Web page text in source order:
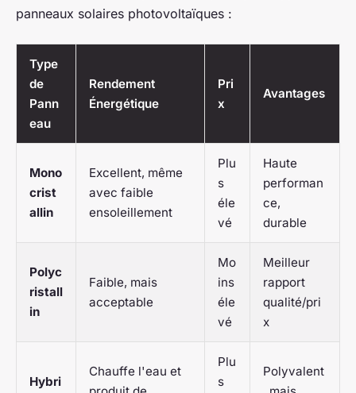
panneaux solaires photovoltaïques :
Type
de
Pann
eau
Rendement
Énergétique
Pri
x
Avantages
Mono
crist
allin
Excellent, même
avec faible
ensoleillement
Plu
s
éle
vé
Haute
performan
ce,
durable
Polyc
ristall
in
Faible, mais
acceptable
Mo
ins
éle
vé
Meilleur
rapport
qualité/pri
x
Hybri
Chauffe l'eau et
Plu
s
Polyvalent